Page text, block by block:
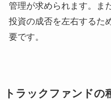
管理が求められます。ま
投資の成否を左右するた
要です。
トラックファンドの